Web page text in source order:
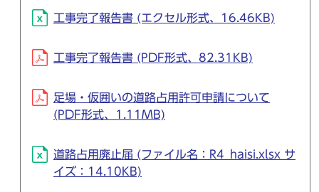
工事完了報告書 (エクセル形式、16.46KB)
工事完了報告書 (PDF形式、82.31KB)
足場・仮囲いの道路占用許可申請について
(PDF形式、1.11MB)
道路占用廃止届 (ファイル名：R4_haisi.xlsx サ
イズ：14.10KB)